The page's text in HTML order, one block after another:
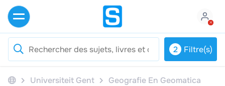
Universiteit Gent Geografie En Geomatica
2 Filtre(s)